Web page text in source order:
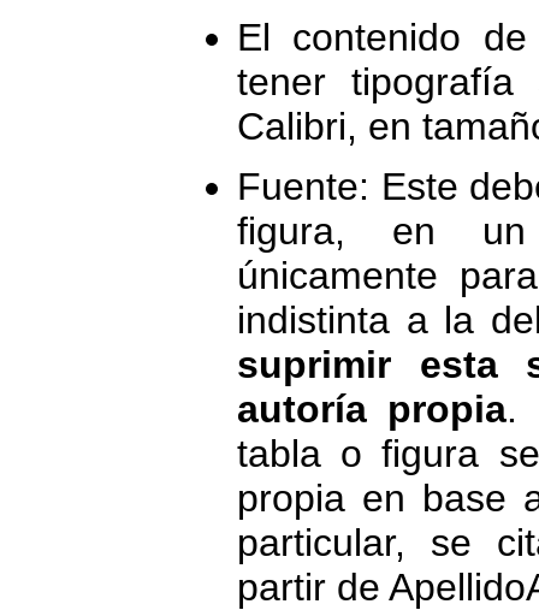
El contenido
tener
Calibri, en
Fuente: Este
figura, en un
únicamente
indistinta a la
suprimir esta
autoría propia.
tabla o figura
propia en base
particular, se
partir de